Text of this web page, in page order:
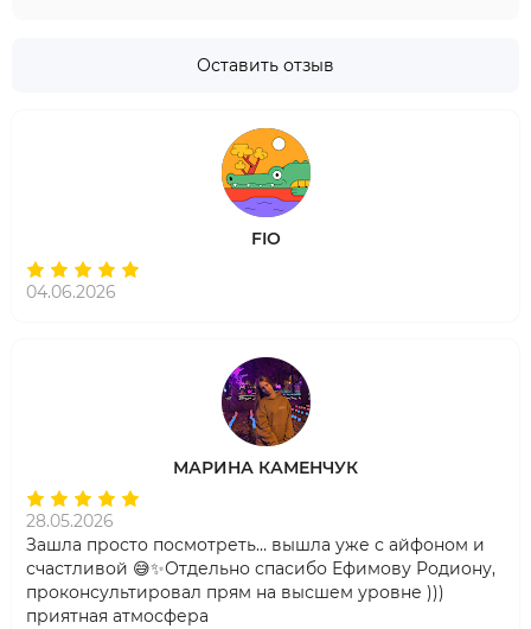
Оставить отзыв
FIO
04.06.2026
МАРИНА КАМЕНЧУК
28.05.2026
Зашла просто посмотреть… вышла уже с айфоном и
счастливой 😅✨Отдельно спасибо Ефимову Родиону,
проконсультировал прям на высшем уровне )))
приятная атмосфера